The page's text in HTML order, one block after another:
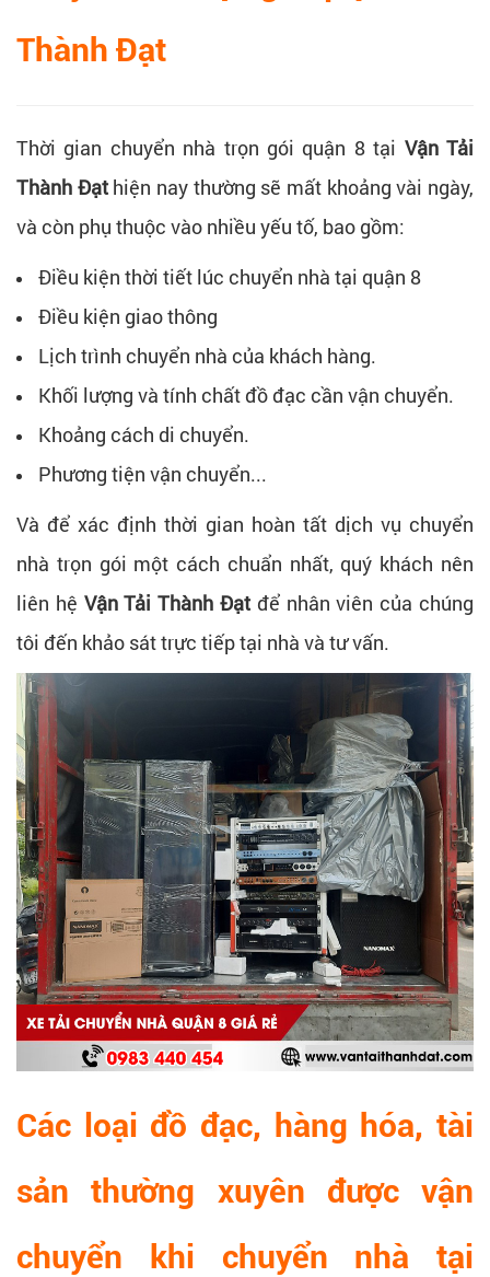
Thành Đạt
Thời gian chuyển nhà trọn gói quận 8 tại Vận Tải
Thành Đạthiện nay thường sẽ mất khoảng vài ngày,
và còn phụ thuộc vào nhiều yếu tố, bao gồm:
Điều kiện thời tiết lúc chuyển nhà tại quận 8
Điều kiện giao thông
Lịch trình chuyển nhà của khách hàng.
Khối lượng và tính chất đồ đạc cần vận chuyển.
Khoảng cách di chuyển.
Phương tiện vận chuyển...
Và để xác định thời gian hoàn tất dịch vụ chuyển
nhà trọn gói một cách chuẩn nhất, quý khách nên
liên hệ Vận Tải Thành Đạt để nhân viên của chúng
tôi đến khảo sát trực tiếp tại nhà và tư vấn.
Các loại đồ đạc, hàng hóa, tài
sản thường xuyên được vận
chuyển khi chuyển nhà tại